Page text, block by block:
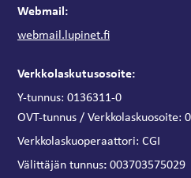
Webmail:
webmail.lupinet.fi
Verkkolaskutusosoite:
Y-tunnus: 0136311-0
OVT-tunnus / Verkkolaskuosoite:
Verkkolaskuoperaattori: CGI
Välittäjän tunnus:003703575029